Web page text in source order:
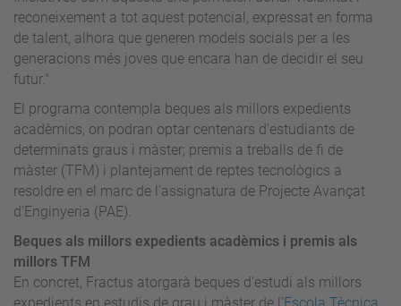
reconeixement a tot aquest potencial, expressat en forma
de talent, alhora que generen models socials per a les
generacions més joves que encara han de decidir el seu
futur."
El programa contempla beques als millors expedients
acadèmics, on podran optar centenars d'estudiants de
determinats graus i màster; premis a treballs de fi de
màster (TFM) i plantejament de reptes tecnològics a
resoldre en el marc de l'assignatura de Projecte Avançat
d'Enginyeria (PAE).
Beques als millors expedients acadèmics i premis als
millors TFM
En concret, Fractus atorgarà beques d'estudi als millors